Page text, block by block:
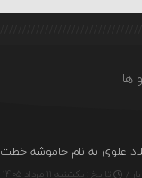
ها
علوی به نام خاموشه خطت
تاریخ : یکشنبه ۱۱ مرداد ۱۴۰۵